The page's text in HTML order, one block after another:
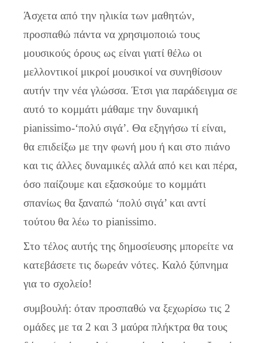
Άσχετα από την ηλικία των μαθητών,
προσπαθώ πάντα να χρησιμοποιώ τους
μουσικούς όρους ως είναι γιατί θέλω οι
μελλοντικοί μικροί μουσικοί να συνηθίσουν
αυτήν την νέα γλώσσα. Έτσι για παράδειγμα σε
αυτό το κομμάτι μάθαμε την δυναμική
pianissimo-‘πολύ σιγά’. Θα εξηγήσω τί είναι,
θα επιδείξω με την φωνή μου ή και στο πιάνο
και τις άλλες δυναμικές αλλά από κει και πέρα,
όσο παίζουμε και εξασκούμε το κομμάτι
σπανίως θα ξαναπώ ‘πολύ σιγά’ και αντί
τούτου θα λέω το pianissimo.
Στο τέλος αυτής της δημοσίευσης μπορείτε να
κατεβάσετε τις δωρεάν νότες. Καλό ξύπνημα
για το σχολείο!
συμβουλή: όταν προσπαθώ να ξεχωρίσω τις 2
ομάδες με τα 2 και 3 μαύρα πλήκτρα θα τους